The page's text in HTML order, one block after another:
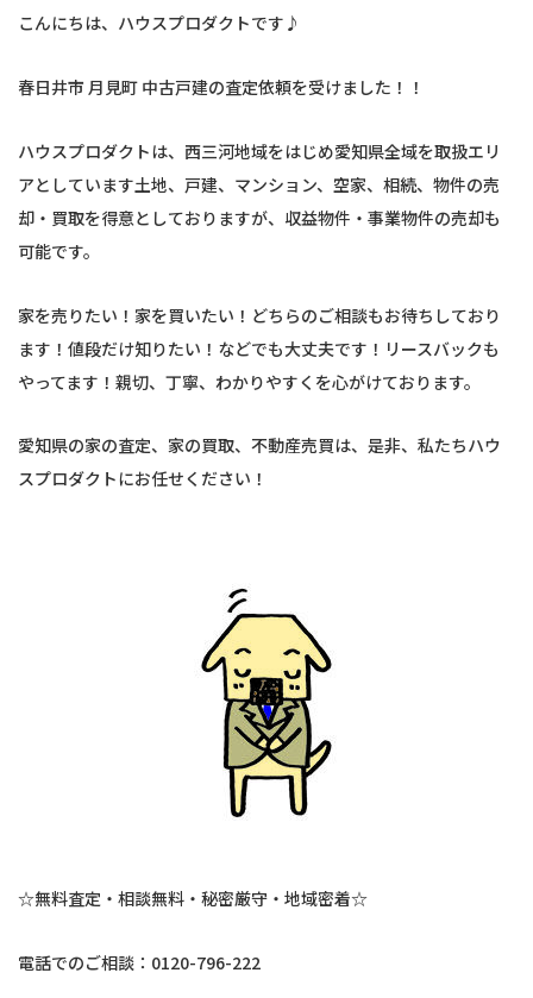
こんにちは、ハウスプロダクトです♪
春日井市 月見町 中古戸建の査定依頼を受けました！！
ハウスプロダクトは、西三河地域をはじめ愛知県全域を取扱エリ
アとしています土地、戸建、マンション、空家、相続、物件の売
却・買取を得意としておりますが、収益物件・事業物件の売却も
可能です。
家を売りたい！家を買いたい！どちらのご相談もお待ちしており
ます！値段だけ知りたい！などでも大丈夫です！リースバックも
やってます！親切、丁寧、わかりやすくを心がけております。
愛知県の家の査定、家の買取、不動産売買は、是非、私たちハウ
スプロダクトにお任せください！
☆無料査定・相談無料・秘密厳守・地域密着☆
電話でのご相談：0120-796-222